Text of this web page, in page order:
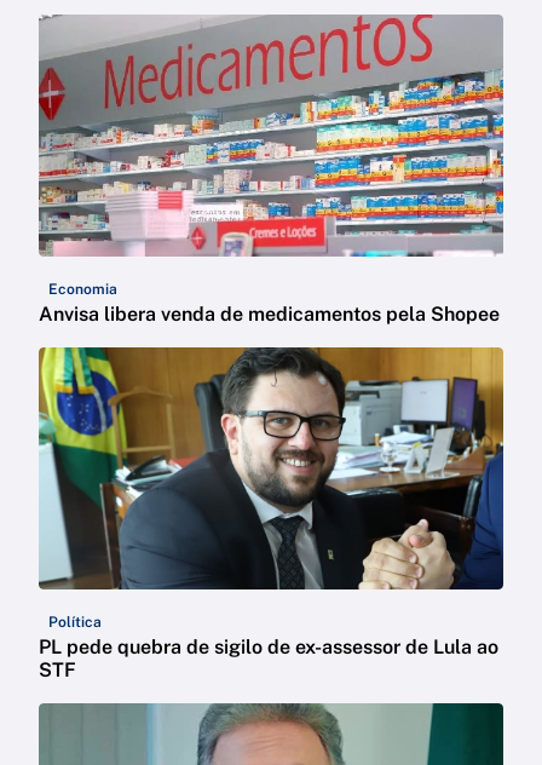
Economia
Anvisa libera venda de medicamentos pela Shopee
Política
PL pede quebra de sigilo de ex-assessor de Lula ao
STF